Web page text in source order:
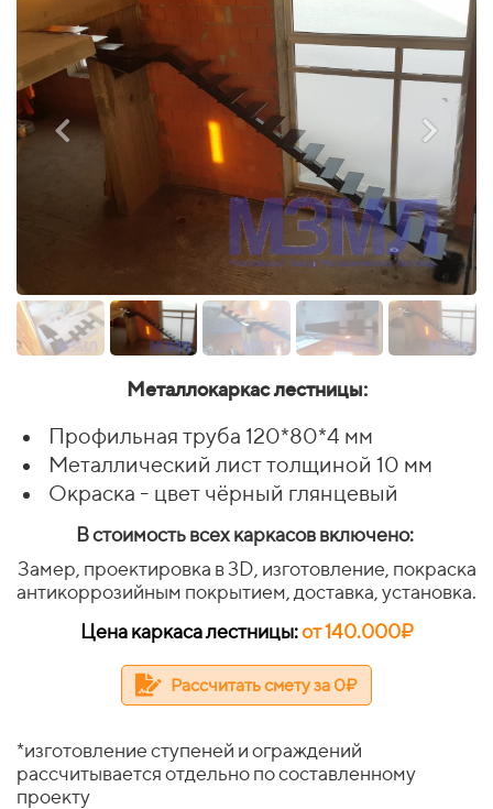
Металлокаркас лестницы:
Профильная труба 120*80*4 мм
Металлический лист толщиной 10 мм
Окраска - цвет чёрный глянцевый
В стоимость всех каркасов включено:
Замер, проектировка в 3D, изготовление, покраска
антикоррозийным покрытием, доставка, установка.
Цена каркаса лестницы:от 140.000₽
Рассчитать смету за 0₽
*изготовление ступеней и ограждений
рассчитывается отдельно по составленному
проекту